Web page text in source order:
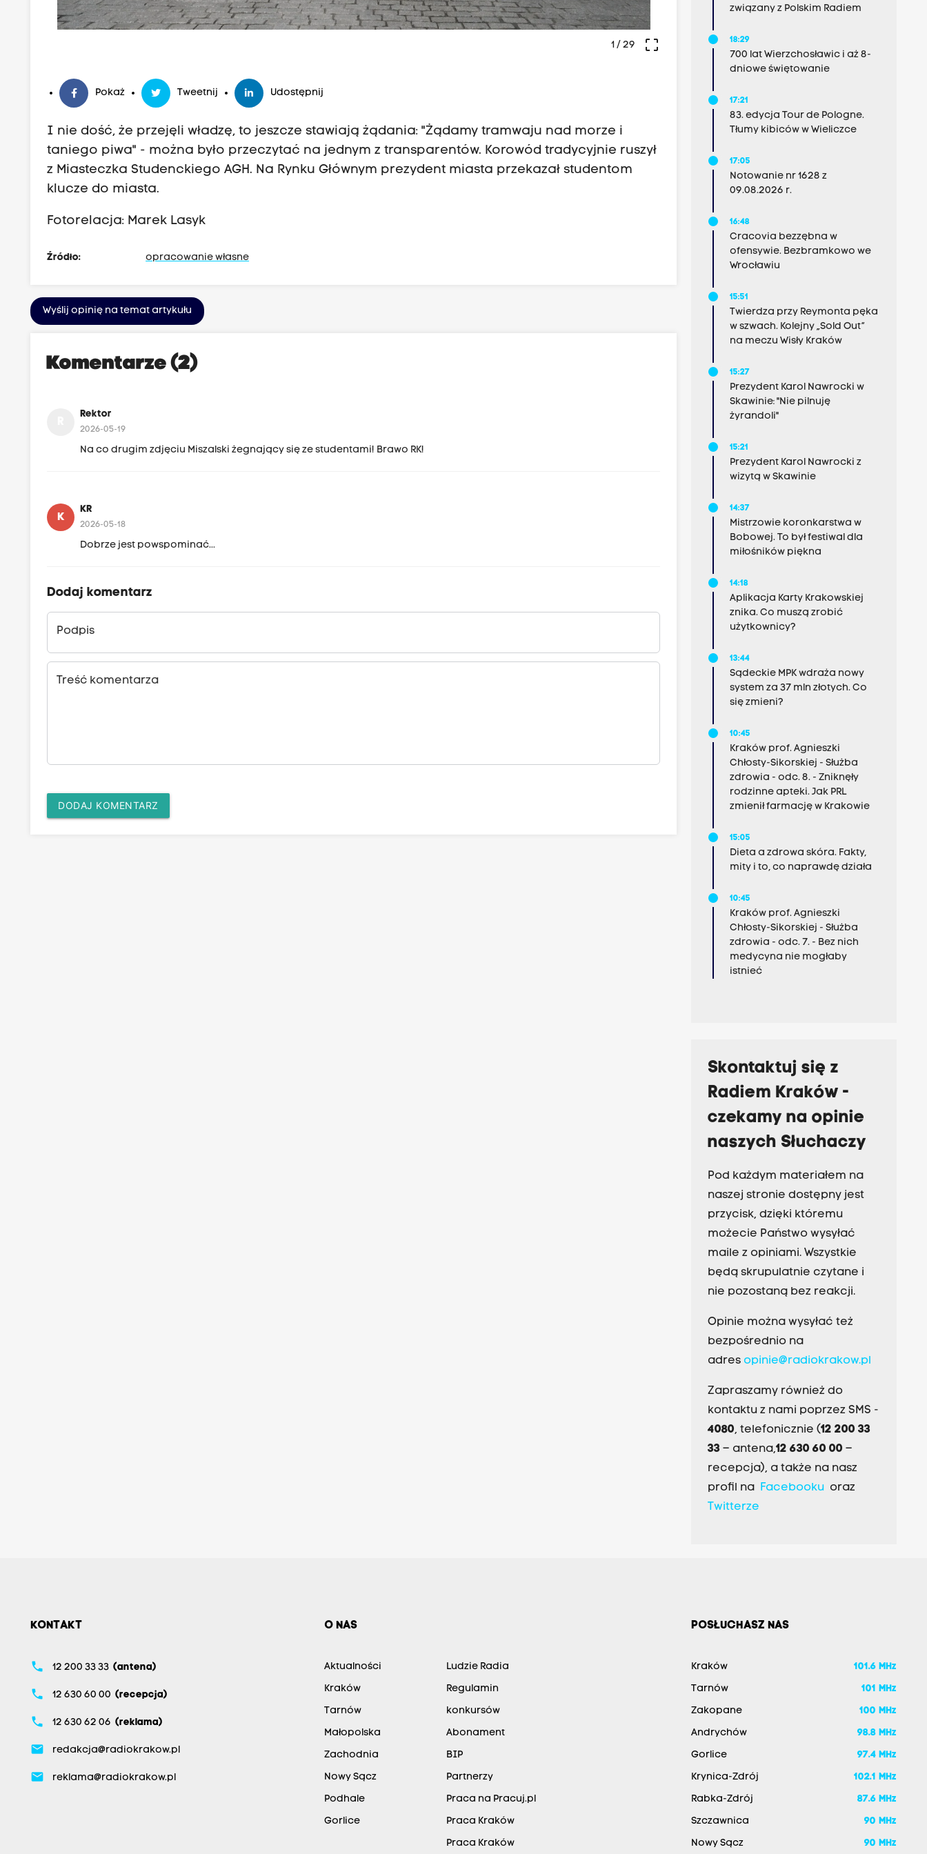
crop_free
1/ 29
Pokaż Tweetnij Udostępnij
I nie dość, że przejęli władzę, to jeszcze stawiają żądania: "Żądamy tramwaju nad morze i
taniego piwa" - można było przeczytać na jednym z transparentów. Korowód tradycyjnie ruszył
z Miasteczka Studenckiego AGH. Na Rynku Głównym prezydent miasta przekazał studentom
klucze do miasta.
Fotorelacja: Marek Lasyk
Źródło: opracowanie własne
Wyślij opinię na temat artykułu
Komentarze (2)
Rektor
2026-05-19
Na co drugim zdjęciu Miszalski żegnający się ze studentami! Brawo RK!
K
KR
2026-05-18
Dobrze jest powspominać...
Dodaj komentarz
Podpis
Treść komentarza
DODAJ KOMENTARZ
związany z Polskim Radiem
18:29
700 lat Wierzchosławic i aż 8-
dniowe świętowanie
17:21
83. edycja Tour de Pologne.
Tłumy kibiców w Wieliczce
17:05
Notowanie nr 1628 z
09.08.2026 r.
16:48
Cracovia bezzębna w
ofensywie. Bezbramkowo we
Wrocławiu
15:51
Twierdza przy Reymonta pęka
w szwach. Kolejny „Sold Out”
na meczu Wisły Kraków
15:27
Prezydent Karol Nawrocki w
Skawinie: "Nie pilnuję
żyrandoli"
15:21
Prezydent Karol Nawrocki z
wizytą w Skawinie
14:37
Mistrzowie koronkarstwa w
Bobowej. To był festiwal dla
miłośników piękna
14:18
Aplikacja Karty Krakowskiej
znika. Co muszą zrobić
użytkownicy?
13:44
Sądeckie MPK wdraża nowy
system za 37 mln złotych. Co
się zmieni?
10:45
Kraków prof. Agnieszki
Chłosty-Sikorskiej - Służba
zdrowia - odc. 8. - Zniknęły
rodzinne apteki. Jak PRL
zmienił farmację w Krakowie
15:05
Dieta a zdrowa skóra. Fakty,
mity i to, co naprawdę działa
10:45
Kraków prof. Agnieszki
Chłosty-Sikorskiej - Służba
zdrowia - odc. 7. - Bez nich
medycyna nie mogłaby
istnieć
Skontaktuj się z
Radiem Kraków -
czekamy na opinie
naszych Słuchaczy
Pod każdym materiałem na
naszej stronie dostępny jest
przycisk, dzięki któremu
możecie Państwo wysyłać
maile z opiniami. Wszystkie
będą skrupulatnie czytane i
nie pozostaną bez reakcji.
Opinie można wysyłać też
bezpośrednio na
adres opinie@radiokrakow.pl
Zapraszamy również do
kontaktu z nami poprzez SMS -
4080, telefonicznie (12 200 33
33– antena,12 630 60 00 –
recepcja), a także na nasz
profil na Facebookuoraz
Twitterze
KONTAKT
phone 12 200 33 33 (antena)
phone 12 630 60 00 (recepcja)
phone 12 630 62 06 (reklama)
email redakcja@radiokrakow.pl
email reklama@radiokrakow.pl
O NAS
Aktualności
Kraków
Tarnów
Małopolska
Zachodnia
Nowy Sącz
Podhale
Gorlice
Ludzie Radia
Regulamin
konkursów
Abonament
BIP
Partnerzy
Praca na Pracuj.pl
Praca Kraków
Praca Kraków
POSŁUCHASZ NAS
Kraków 101.6 MHz
Tarnów 101 MHz
Zakopane 100 MHz
Andrychów 98.8 MHz
Gorlice 97.4 MHz
Krynica-Zdrój 102.1 MHz
Rabka-Zdrój 87.6 MHz
Szczawnica 90 MHz
Nowy Sącz 90 MHz